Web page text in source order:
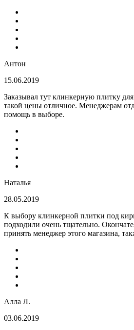
Антон
15.06.2019
Заказывал тут клинкерную плитку
такой цены отличное. Менеджерам
помощь в выборе.
Наталья
28.05.2019
К выбору клинкерной плитки под
подходили очень тщательно.
принять менеджер этого магазина,
Алла Л.
03.06.2019